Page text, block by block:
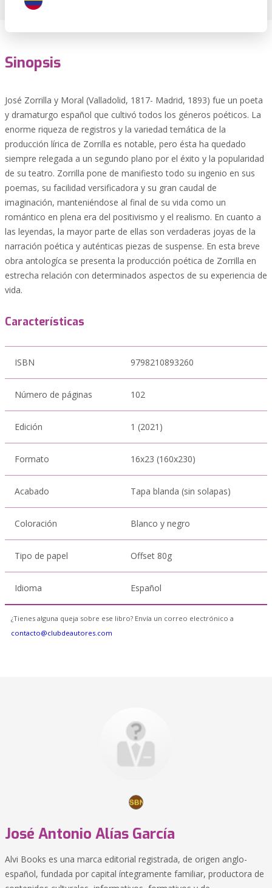
Sinopsis
José Zorrilla y Moral (Valladolid, 1817- Madrid, 1893) fue un poeta
y dramaturgo español que cultivó todos los géneros poéticos. La
enorme riqueza de registros y la variedad temática de la
producción lírica de Zorrilla es notable, pero ésta ha quedado
siempre relegada a un segundo plano por el éxito y la popularidad
de su teatro. Zorrilla pone de manifiesto todo su ingenio en sus
poemas, su facilidad versificadora y su gran caudal de
imaginación, manteniéndose al final de su vida como un
romántico en plena era del positivismo y el realismo. En cuanto a
las leyendas, la mayor parte de ellas son verdaderas joyas de la
narración poética y auténticas piezas de suspense. En esta breve
obra antologíca se presenta la producción poética de Zorrilla en
estrecha relación con determinados aspectos de su experiencia de
vida.
Características
ISBN 9798210893260
Número de páginas 102
Edición 1 (2021)
Formato 16x23 (160x230)
Acabado Tapa blanda (sin solapas)
Coloración Blanco y negro
Tipo de papel Offset 80g
Idioma Español
¿Tienes alguna queja sobre ese libro? Envía un correo electrónico a
contacto@clubdeautores.com
José Antonio Alías García
Alvi Books es una marca editorial registrada, de origen anglo-
español, fundada por capital íntegramente familiar, productora de